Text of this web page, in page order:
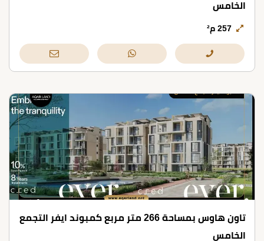
الخامس
257 م²
تاون هاوس بمساحة 266 متر مربع كمبوند ايفر التجمع
الخامس